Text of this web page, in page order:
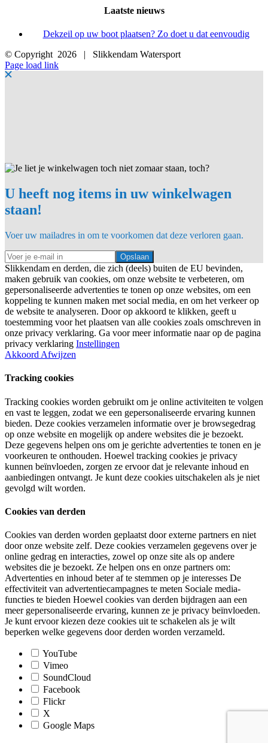
Laatste nieuws
Dekzeil op uw boot plaatsen? Zo doet u dat eenvoudig
© Copyright 2026 | Slikkendam Watersport
Facebook
Instagram
LinkedIn
YouTube
X
E-
mail
Page load link
U heeft nog items in uw winkelwagen
staan!
Voer uw mailadres in om te voorkomen dat deze verloren gaan.
Opslaan
Slikkendam en derden, die zich (deels) buiten de EU bevinden,
maken gebruik van cookies, om onze website te verbeteren, om
gepersonaliseerde advertenties te tonen op onze websites, om een
koppeling te kunnen maken met social media, en om het verkeer op
de website te analyseren. Door op akkoord te klikken, geeft u
toestemming voor het plaatsen van alle cookies zoals omschreven in
onze privacy verklaring. Ga voor meer informatie naar op de pagina
privacy verklaring Instellingen
Akkoord Afwijzen
Tracking cookies
Tracking cookies worden gebruikt om je online activiteiten te volgen
en vast te leggen, zodat we een gepersonaliseerde ervaring kunnen
bieden. Deze cookies verzamelen informatie over je browsegedrag
op onze website en mogelijk op andere websites die je bezoekt.
Deze gegevens helpen ons om je gerichte advertenties te tonen en je
voorkeuren te onthouden. Hoewel tracking cookies je privacy
kunnen beïnvloeden, zorgen ze ervoor dat je relevante inhoud en
aanbiedingen ontvangt. Je kunt deze cookies uitschakelen als je niet
gevolgd wilt worden.
Cookies van derden
Cookies van derden worden geplaatst door externe partners en niet
door onze website zelf. Deze cookies verzamelen gegevens over je
online gedrag en interacties, zowel op onze site als op andere
websites die je bezoekt. Ze helpen ons en onze partners om:
Advertenties en inhoud beter af te stemmen op je interesses De
effectiviteit van advertentiecampagnes te meten Sociale media-
functies te bieden Hoewel cookies van derden bijdragen aan een
meer gepersonaliseerde ervaring, kunnen ze je privacy beïnvloeden.
Je kunt ervoor kiezen deze cookies uit te schakelen als je wilt
beperken welke gegevens door derden worden verzameld.
YouTube
Vimeo
SoundCloud
Facebook
Flickr
X
Google Maps